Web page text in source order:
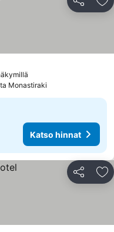
Jaa
Monastiraki
Katso hinnat
Jaa